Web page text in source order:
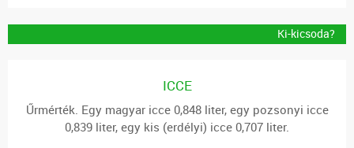
Ki-kicsoda?
ICCE
Űrmérték. Egy magyar icce 0,848 liter, egy pozsonyi icce
0,839 liter, egy kis (erdélyi) icce 0,707 liter.